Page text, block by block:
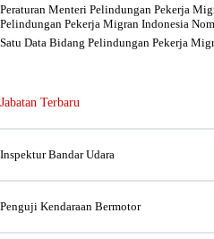
Peraturan Menteri Pelindungan Pekerja
Pelindungan Pekerja Migran Indonesia
Satu Data Bidang Pelindungan Pekerja
Jabatan Terbaru
Inspektur Bandar Udara
Penguji Kendaraan Bermotor